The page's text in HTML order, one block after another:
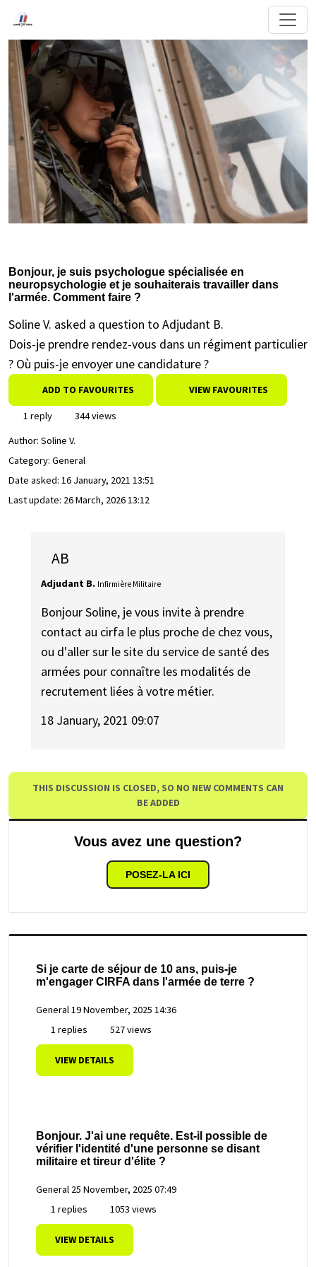
Bonjour, je suis psychologue spécialisée en
neuropsychologie et je souhaiterais travailler dans
l'armée. Comment faire ?
Soline V. asked a question to Adjudant B.
Dois-je prendre rendez-vous dans un régiment particulier
? Où puis-je envoyer une candidature ?
ADD TO FAVOURITES VIEW FAVOURITES
1 reply
344 views
Author: Soline V.
Category: General
Date asked: 16 January, 2021 13:51
Last update: 26 March, 2026 13:12
AB
Adjudant B. Infirmière Militaire
Bonjour Soline, je vous invite à prendre
contact au cirfa le plus proche de chez vous,
ou d'aller sur le site du service de santé des
armées pour connaître les modalités de
recrutement liées à votre métier.
18 January, 2021 09:07
THIS DISCUSSION IS CLOSED, SO NO NEW COMMENTS CAN
BE ADDED
Vous avez une question?
POSEZ-LA ICI
Si je carte de séjour de 10 ans, puis-je
m'engager CIRFA dans l'armée de terre ?
General19 November, 2025 14:36
1 replies
527 views
VIEW DETAILS
Bonjour. J'ai une requête. Est-il possible de
vérifier l'identité d'une personne se disant
militaire et tireur d'élite ?
General 25 November, 2025 07:49
1 replies
1053 views
VIEW DETAILS